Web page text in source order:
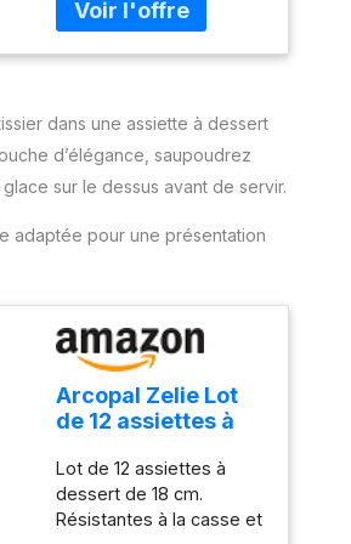
Gâteaux au
Fromage Pizzas
également faire des
besoins. 【Haute
qualité】 Fabriqué en
acier au carbone de
haute qualité, haute
conductivité thermique,
résistant à la chaleur
jusqu'à 220 °C
【Revêtement
antiadhésif】 La surface
du moule est en matériau
gâteau est lisse et
antiadhésif, et les
aliments ne collent pas
dans une assiette à dessert
d’élégance, saupoudrez
sur le dessus avant de servir.
adaptée pour une présentation
Arcopal Zelie Lot
de 12 assiettes à
opale extra
résistant Blanc 18
cm
Lot de 12 assiettes à
dessert de 18 cm.
Résistantes à la casse et